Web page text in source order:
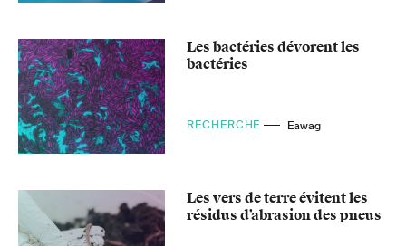
Les bactéries dévorent les
bactéries
RECHERCHE Eawag
Les vers de terre évitent les
résidus d’abrasion des pneus